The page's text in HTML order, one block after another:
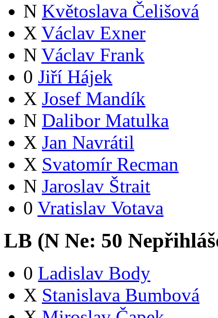
N Květoslava Čelišová
X Václav Exner
N Václav Frank
0 Jiří Hájek
X Josef Mandík
N Dalibor Matulka
X Jan Navrátil
X Svatomír Recman
N Jaroslav Štrait
0 Vratislav Votava
LB (N Ne: 50
0 Ladislav Body
X Stanislava Bumbová